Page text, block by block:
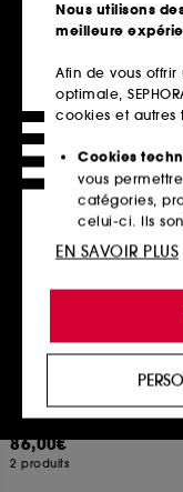
26,00€
Ajouter au
Duo essentiels soin
Merit
86,00€
2 produits
Nous utilisons
meilleure
Afin de vous
optimale,
cookies et autres
Cookies
vous
catégories,
celui-ci. Ils
technique du
de vous offrir
produits, des
proposer des
votre profil.
Cookies
utilisés pour
EN SAVOIR PLUS